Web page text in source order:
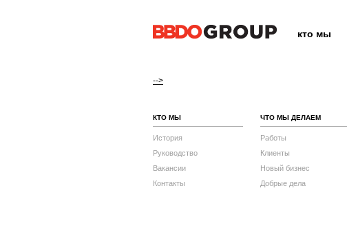
кто мы
-->
КТО МЫ
История
Руководство
Вакансии
Контакты
ЧТО МЫ ДЕЛАЕМ
Работы
Клиенты
Новый бизнес
Добрые дела